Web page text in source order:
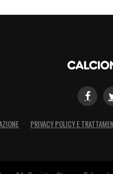
PRIVACY POLICY E